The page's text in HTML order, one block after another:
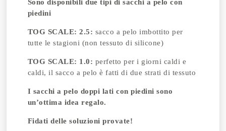
Sono disponibili due tipi di sacchi a pelo con
piedini
TOG SCALE: 2.5: sacco a pelo imbottito per
tutte le stagioni (non tessuto di silicone)
TOG SCALE: 1.0: perfetto per i giorni caldi e
caldi, il sacco a pelo è fatti di due strati di tessuto
I sacchi a pelo doppi lati con piedini sono
un’ottima idea regalo.
Fidati delle soluzioni provate!